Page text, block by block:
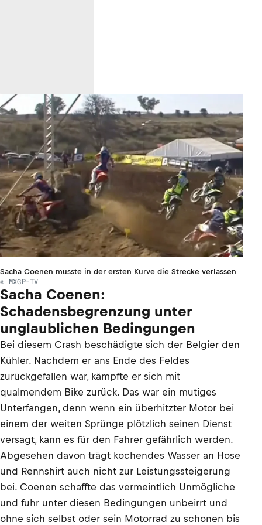
Sacha Coenen musste in der ersten Kurve die Strecke verlassen
© MXGP-TV
Sacha Coenen:
Schadensbegrenzung unter
unglaublichen Bedingungen
Bei diesem Crash beschädigte sich der Belgier den
Kühler. Nachdem er ans Ende des Feldes
zurückgefallen war, kämpfte er sich mit
qualmendem Bike zurück. Das war ein mutiges
Unterfangen, denn wenn ein überhitzter Motor bei
einem der weiten Sprünge plötzlich seinen Dienst
versagt, kann es für den Fahrer gefährlich werden.
Abgesehen davon trägt kochendes Wasser an Hose
und Rennshirt auch nicht zur Leistungssteigerung
bei. Coenen schaffte das vermeintlich Unmögliche
und fuhr unter diesen Bedingungen unbeirrt und
ohne sich selbst oder sein Motorrad zu schonen bis